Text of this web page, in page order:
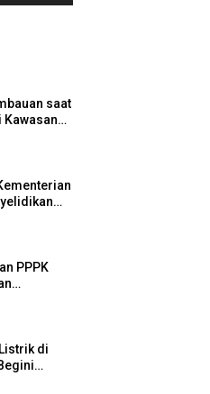
saat
Kawasan
PPPK
di